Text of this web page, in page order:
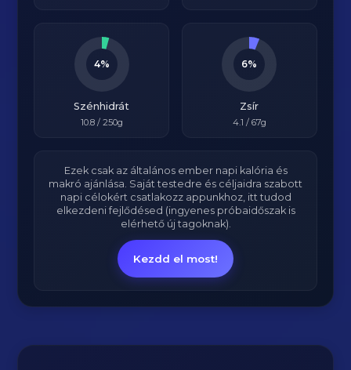
4%
Szénhidrát
10.8/ 250g
6%
Zsír
4.1 / 67g
Ezek csak az általános ember napi kalória és
makró ajánlása. Saját testedre és céljaidra szabott
napi célokért csatlakozz appunkhoz, itt tudod
elkezdeni fejlődésed (ingyenes próbaidőszak is
elérhető új tagoknak).
Kezdd el most!